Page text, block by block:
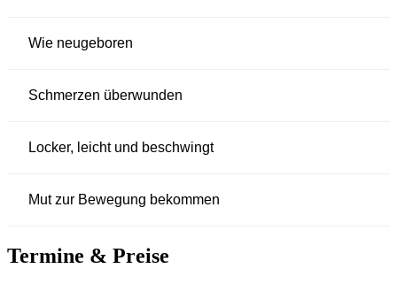
Wie neugeboren
Schmerzen überwunden
Locker, leicht und beschwingt
Mut zur Bewegung bekommen
Termine & Preise